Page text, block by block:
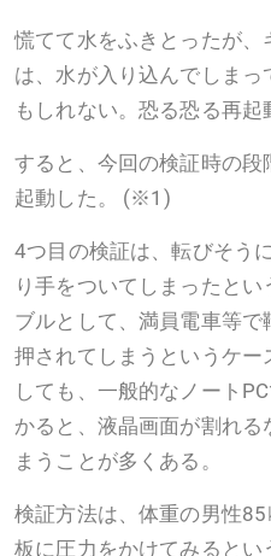
慌てて水をふきとったが
は、水が入り込んでしま
もしれない。恐る恐る再起
すると、今回の検証時の段
起動した。 (※1)
4つ目の検証は、転びそう
り手をついてしまったと
ブルとして、満員電車等で
押されてしまうというケ
しても、一般的なノート
かると、液晶画面が割れ
まうことが多くある。
検証方法は、体重の男性
板に圧力をかけてみるとい